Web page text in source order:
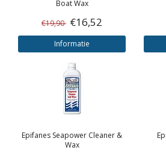
Boat Wax
€19,90 €16,52
Informatie
Epifanes Seapower Cleaner &
Wax